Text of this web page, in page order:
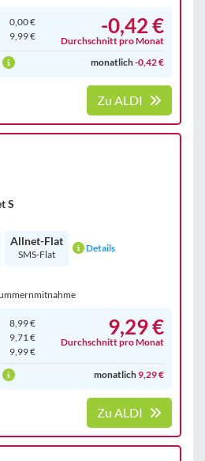
0,00 €
9,99 € -0,42 €
Durchschnitt pro Monat
monatlich-0,42 €
Zu ALDI
S
Allnet-Flat
SMS-Flat Details
8,99 €
9,71 €
9,99 €
9,29 €
Durchschnitt pro Monat
monatlich9,29 €
Zu ALDI